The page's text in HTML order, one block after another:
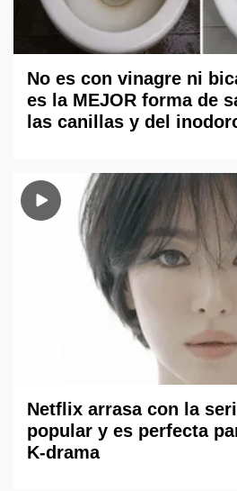
No es con vinagre ni
es la MEJOR forma de
las canillas y del
Netflix arrasa con la
popular y es perfecta
K-drama